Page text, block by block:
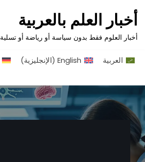
تخطى
إلى
أخبار العلم بالعربية
أخبار العلوم فقط بدون سياسة أو رياضة أو تسلية
العربية English
(الإنجليزية)